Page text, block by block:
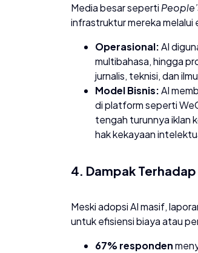
​Media besar seperti
infrastruktur mereka melalui
Operasional:AI
multibahasa, hingga
jurnalis, teknisi, dan
Model Bisnis:AI
di platform seperti
tengah turunnya iklan
hak kekayaan
​4. Dampak
​Meski adopsi AI masif,
untuk efisiensi biaya atau
67% responden